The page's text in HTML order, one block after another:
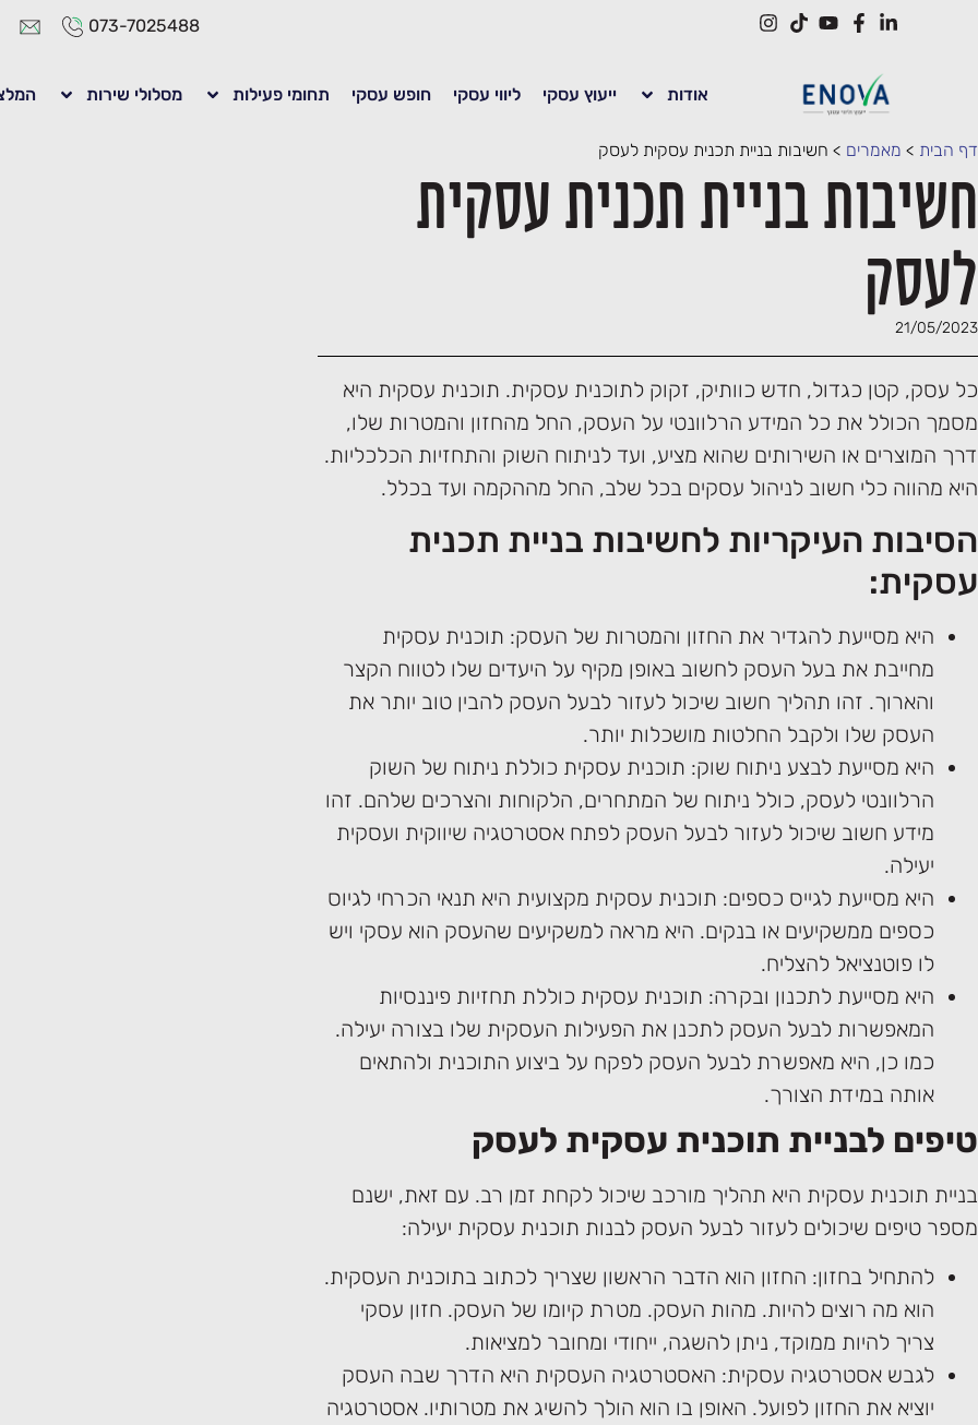
073-7025488
אודות ייעוץ עסקי ליווי עסקי חופש עסקי תחומי פעילות מסלולי שירות
דף הבית > מאמרים > חשיבות בניית תכנית עסקית לעסק
חשיבות בניית תכנית עסקית
לעסק
21/05/2023
כל עסק, קטן כגדול, חדש כוותיק, זקוק לתוכנית עסקית. תוכנית עסקית היא
מסמך הכולל את כל המידע הרלוונטי על העסק, החל מהחזון והמטרות שלו,
דרך המוצרים או השירותים שהוא מציע, ועד לניתוח השוק והתחזיות הכלכליות.
היא מהווה כלי חשוב לניהול עסקים בכל שלב, החל מההקמה ועד בכלל.
הסיבות העיקריות לחשיבות בניית תכנית
עסקית:
היא מסייעת להגדיר את החזון והמטרות של העסק: תוכנית עסקית
מחייבת את בעל העסק לחשוב באופן מקיף על היעדים שלו לטווח הקצר
והארוך. זהו תהליך חשוב שיכול לעזור לבעל העסק להבין טוב יותר את
העסק שלו ולקבל החלטות מושכלות יותר.
היא מסייעת לבצע ניתוח שוק: תוכנית עסקית כוללת ניתוח של השוק
הרלוונטי לעסק, כולל ניתוח של המתחרים, הלקוחות והצרכים שלהם. זהו
מידע חשוב שיכול לעזור לבעל העסק לפתח אסטרטגיה שיווקית ועסקית
יעילה.
היא מסייעת לגייס כספים: תוכנית עסקית מקצועית היא תנאי הכרחי לגיוס
כספים ממשקיעים או בנקים. היא מראה למשקיעים שהעסק הוא עסקי ויש
לו פוטנציאל להצליח.
היא מסייעת לתכנון ובקרה: תוכנית עסקית כוללת תחזיות פיננסיות
המאפשרות לבעל העסק לתכנן את הפעילות העסקית שלו בצורה יעילה.
כמו כן, היא מאפשרת לבעל העסק לפקח על ביצוע התוכנית ולהתאים
אותה במידת הצורך.
טיפים לבניית תוכנית עסקית לעסק
בניית תוכנית עסקית היא תהליך מורכב שיכול לקחת זמן רב. עם זאת, ישנם
מספר טיפים שיכולים לעזור לבעל העסק לבנות תוכנית עסקית יעילה:
להתחיל בחזון: החזון הוא הדבר הראשון שצריך לכתוב בתוכנית העסקית.
הוא מה רוצים להיות. מהות העסק. מטרת קיומו של העסק. חזון עסקי
צריך להיות ממוקד, ניתן להשגה, ייחודי ומחובר למציאות.
לגבש אסטרטגיה עסקית: האסטרטגיה העסקית היא הדרך שבה העסק
יוציא את החזון לפועל. האופן בו הוא הולך להשיג את מטרותיו. אסטרטגיה